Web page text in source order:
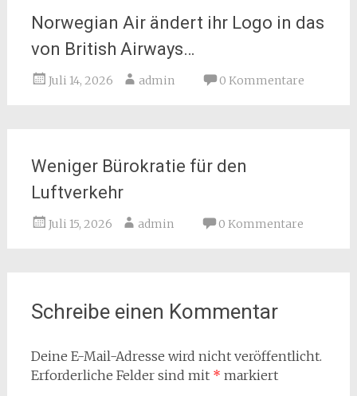
Norwegian Air ändert ihr Logo in das
von British Airways…
Juli 14, 2026 admin 0 Kommentare
Weniger Bürokratie für den
Luftverkehr
Juli 15, 2026 admin 0 Kommentare
Schreibe einen Kommentar
Deine E-Mail-Adresse wird nicht veröffentlicht.
Erforderliche Felder sind mit * markiert